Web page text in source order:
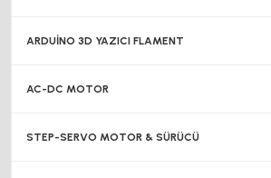
ARDUİNO 3D YAZICI FLAMENT
AC-DC MOTOR
STEP-SERVO MOTOR & SÜRÜCÜ